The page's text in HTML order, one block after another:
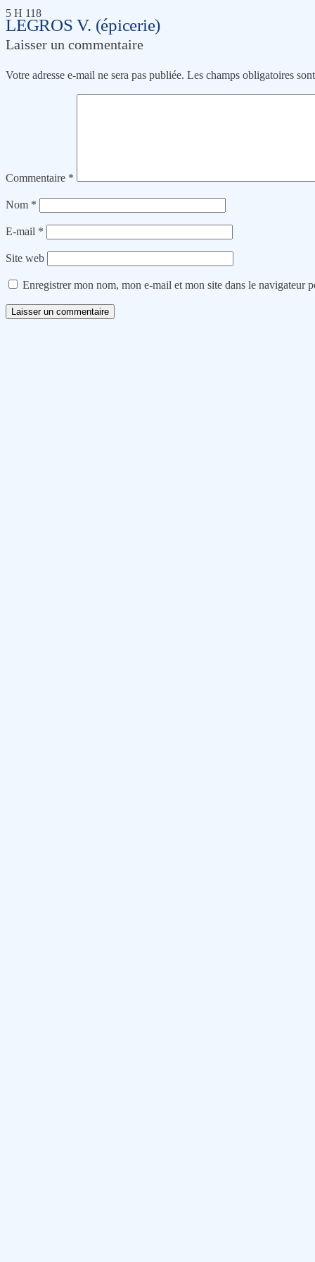
LEGROS V. (épicerie)
5 H 118
Laisser un commentaire
Votre adresse e-mail ne sera pas publiée. Les champs obligatoires
Commentaire *
Nom *
E-mail *
Site web
Enregistrer mon nom, mon e-mail et mon site dans le navigateur